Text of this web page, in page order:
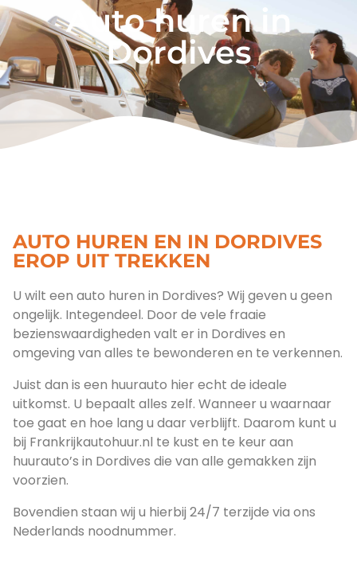
Auto huren in
Dordives
AUTO HUREN EN IN DORDIVES
EROP UIT TREKKEN
U wilt een auto huren in Dordives? Wij geven u geen
ongelijk. Integendeel. Door de vele fraaie
bezienswaardigheden valt er in Dordives en
omgeving van alles te bewonderen en te verkennen.
Juist dan is een huurauto hier echt de ideale
uitkomst. U bepaalt alles zelf. Wanneer u waarnaar
toe gaat en hoe lang u daar verblijft. Daarom kunt u
bij Frankrijkautohuur.nl te kust en te keur aan
huurauto’s in Dordives die van alle gemakken zijn
voorzien.
Bovendien staan wij u hierbij 24/7 terzijde via ons
Nederlands noodnummer.